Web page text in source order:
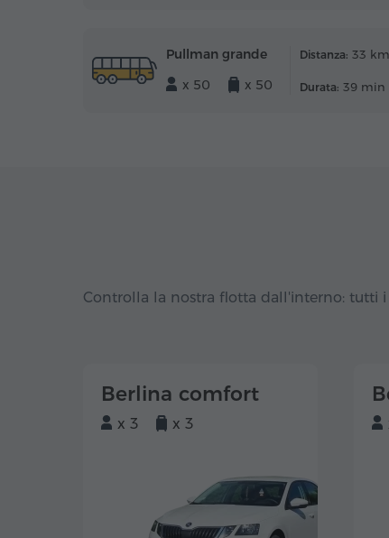
Pullman grande
x 50
x 50
Distanza: 33 km
Durata: 39 min
Controlla la nostra flotta dall'interno: tutti i
Berlina comfort
x 3 x 3